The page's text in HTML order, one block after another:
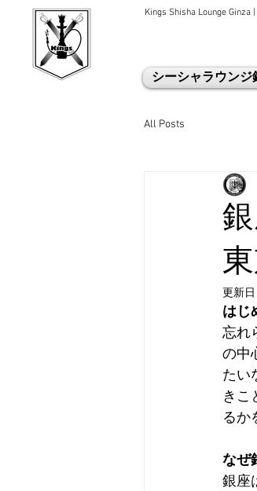
Kings Shisha Lounge Ginza
シーシャラウンジ
All Posts
更新日
はじ
忘れ
の中
たい
きこ
るか
なぜ
銀座